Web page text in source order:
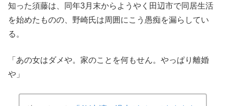
知った須藤は、同年3月末からようやく田辺市で同居生活
を始めたものの、野崎氏は周囲にこう愚痴を漏らしてい
る。
「あの女はダメや。家のことを何もせん。やっぱり離婚
や」